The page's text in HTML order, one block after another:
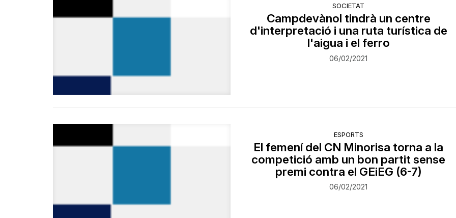
SOCIETAT
​Campdevànol tindrà un centre
d'interpretació i una ruta turística de
l'aigua i el ferro
06/02/2021
ESPORTS
El femení del CN Minorisa torna a la
competició amb un bon partit sense
premi contra el GEiEG (6-7)
06/02/2021